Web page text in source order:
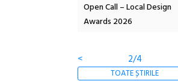
Anuala de artă urbană
Artown NOW #5:
<
3/4
TOATE ȘTIRILE